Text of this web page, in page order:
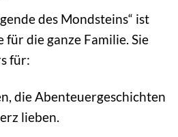
des Mondsteins“ ist
die ganze Familie. Sie
für:
die Abenteuergeschichten
lieben.